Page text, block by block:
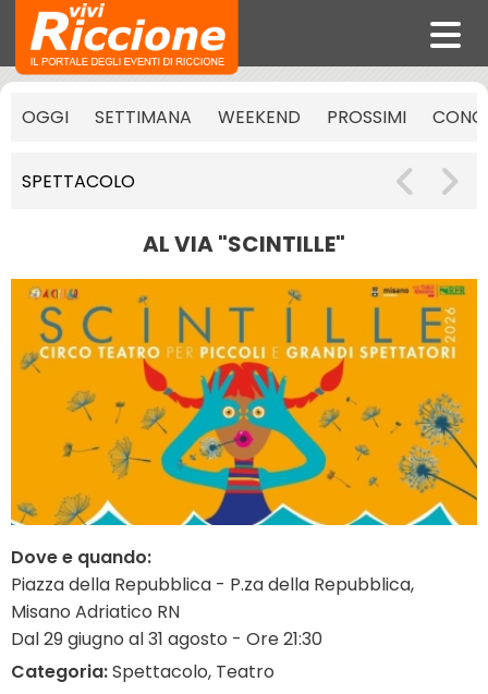
OGGI SETTIMANA WEEKEND PROSSIMI
SPETTACOLO
AL VIA "SCINTILLE"
Dove e quando:
Piazza della Repubblica - P.za della Repubblica,
Misano Adriatico RN
Dal 29 giugno al 31 agosto - Ore 21:30
Categoria:Spettacolo, Teatro